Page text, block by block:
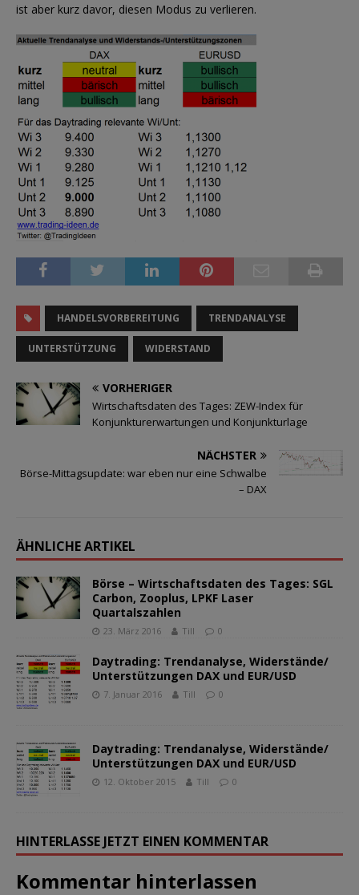
ist aber kurz davor, diesen Modus zu verlieren.
HANDELSVORBEREITUNG TRENDANALYSE
UNTERSTÜTZUNG WIDERSTAND
VORHERIGER
Wirtschaftsdaten des Tages: ZEW-Index für
Konjunkturerwartungen und Konjunkturlage
NÄCHSTER
Börse-Mittagsupdate: war eben nur eine Schwalbe
– DAX
ÄHNLICHE ARTIKEL
Börse – Wirtschaftsdaten des Tages: SGL
Carbon, Zooplus, LPKF Laser
Quartalszahlen
23. März 2016 Till 0
Daytrading: Trendanalyse, Widerstände/
Unterstützungen DAX und EUR/USD
7. Januar 2016 Till 0
Daytrading: Trendanalyse, Widerstände/
Unterstützungen DAX und EUR/USD
12. Oktober 2015 Till 0
HINTERLASSE JETZT EINEN KOMMENTAR
Kommentar hinterlassen